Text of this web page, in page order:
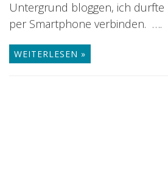
Untergrund bloggen, ich
per Smartphone verbinden. ….
WEITERLESEN »